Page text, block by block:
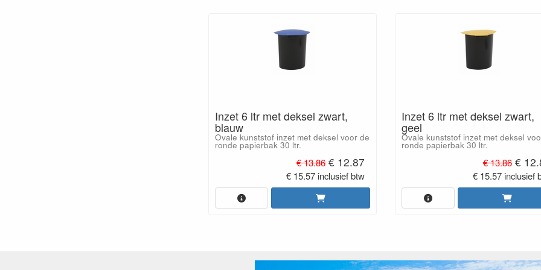
Inzet 6 ltr met deksel zwart,
blauw
Ovale kunststof inzet met deksel voor de
ronde papierbak 30 ltr.
€ 13.86€ 12.87
€ 15.57 inclusief btw
Inzet 6 ltr met deksel zwart,
geel
Ovale kunststof inzet met deksel
ronde papierbak 30 ltr.
€ 13.86€
€ 15.57 inclusief